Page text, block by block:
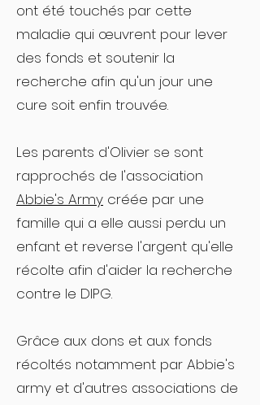
ont été touchés par cette
maladie qui œuvrent pour lever
des fonds et soutenir la
recherche afin qu'un jour une
cure soit enfin trouvée.
Les parents d'Olivier se sont
rapprochés de l'association
Abbie's Army créée par une
famille qui a elle aussi perdu un
enfant et reverse l'argent qu'elle
récolte afin d'aider la recherche
contre le DIPG.
Grâce aux dons et aux fonds
récoltés notamment par Abbie's
army et d'autres associations de